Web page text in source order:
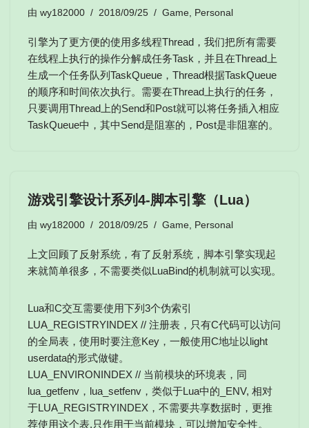
由 wy182000 2018/09/25 Game, Personal
引擎为了更方便的使用多线程Thread，我们把所有需要
在线程上执行的操作分解成任务Task，并且在Thread上
生成一个任务队列TaskQueue，Thread根据TaskQueue
的顺序和时间依次执行。需要在Thread上执行的任务，
只要调用Thread上的Send和Post就可以将任务插入相应
TaskQueue中，其中Send是阻塞的，Post是非阻塞的。
游戏引擎设计系列4-脚本引擎（Lua）
由 wy182000 2018/09/25 Game, Personal
上文回顾了反射系统，有了反射系统，脚本引擎实现起
来就简单很多，不需要类似LuaBind的机制就可以实现。
Lua和C交互需要使用下列3个伪索引
LUA_REGISTRYINDEX // 注册表，只有C代码可以访问
的全局表，使用时要注意Key，一般使用C地址以light
userdata的形式做键。
LUA_ENVIRONINDEX // 当前模块的环境表，同
lua_getfenv，lua_setfenv，类似于Lua中的_ENV, 相对
于LUA_REGISTRYINDEX，不需要共享数据时，更推
荐使用这个表,只作用于当前模块，可以增加安全性。